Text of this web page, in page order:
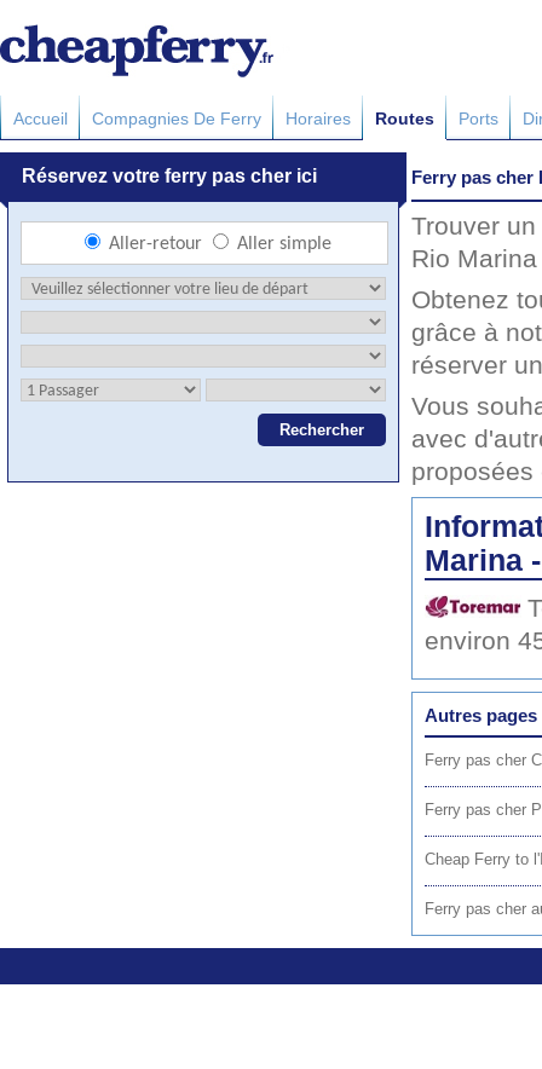
Accueil Compagnies De Ferry Horaires Routes Ports
Ferry pas cher
Trouver
Rio
Obtenez
grâce à
réserver
Vous
avec
proposées
Marina
environ
Autres pages
Ferry pas cher
Ferry pas cher
Cheap Ferry to
Ferry pas cher